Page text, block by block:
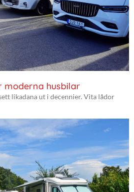
moderna husbilar
likadana ut i decennier. Vita lådor